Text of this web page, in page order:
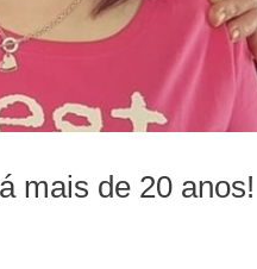
mais de 20 anos!